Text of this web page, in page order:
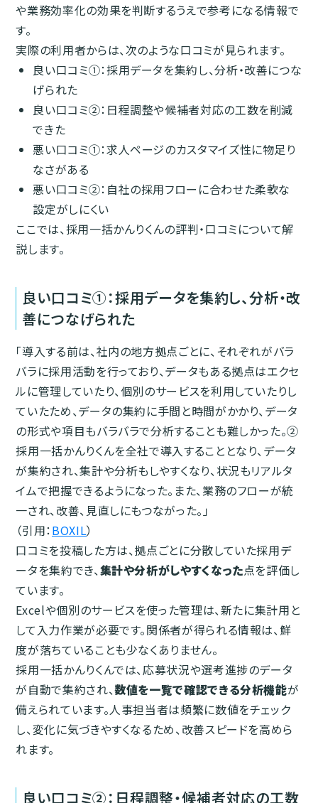
や業務効率化の効果を判断するうえで参考になる情報で
す。
実際の利用者からは、次のような口コミが見られます。
良い口コミ①：採用データを集約し、分析・改善につな
げられた
良い口コミ②：日程調整や候補者対応の工数を削減
できた
悪い口コミ①：求人ページのカスタマイズ性に物足り
なさがある
悪い口コミ②：自社の採用フローに合わせた柔軟な
設定がしにくい
ここでは、採用一括かんりくんの評判・口コミについて解
説します。
良い口コミ①：採用データを集約し、分析・改
善につなげられた
「導入する前は、社内の地方拠点ごとに、それぞれがバラ
バラに採用活動を行っており、データもある拠点はエクセ
ルに管理していたり、個別のサービスを利用していたりし
ていたため、データの集約に手間と時間がかかり、データ
の形式や項目もバラバラで分析することも難しかった。②
採用一括かんりくんを全社で導入することとなり、データ
が集約され、集計や分析もしやすくなり、状況もリアルタ
イムで把握できるようになった。また、業務のフローが統
一され、改善、見直しにもつながった。」
（引用：BOXIL）
口コミを投稿した方は、拠点ごとに分散していた採用デ
ータを集約でき、集計や分析がしやすくなった点を評価し
ています。
Excelや個別のサービスを使った管理は、新たに集計用と
して入力作業が必要です。関係者が得られる情報は、鮮
度が落ちていることも少なくありません。
採用一括かんりくんでは、応募状況や選考進捗のデータ
が自動で集約され、数値を一覧で確認できる分析機能が
備えられています。人事担当者は頻繁に数値をチェック
し、変化に気づきやすくなるため、改善スピードを高めら
れます。
良い口コミ②：日程調整・候補者対応の工数